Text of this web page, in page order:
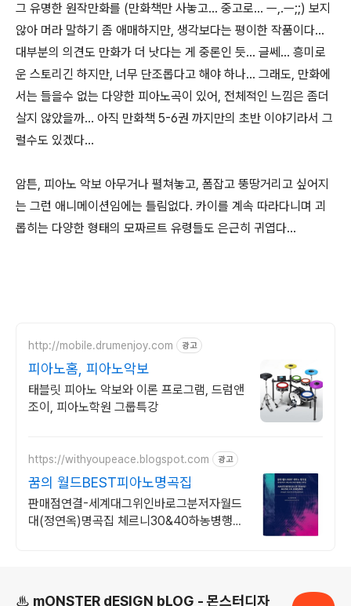
그 유명한 원작만화를 (만화책만 사놓고... 중고로... ㅡ,.ㅡ;;) 보지
않아 머라 말하기 좀 애매하지만, 생각보다는 평이한 작품이다...
대부분의 의견도 만화가 더 낫다는 게 중론인 듯... 글쎄... 흥미로
운 스토리긴 하지만, 너무 단조롭다고 해야 하나... 그래도, 만화에
서는 들을수 없는 다양한 피아노곡이 있어, 전체적인 느낌은 좀더
살지 않았을까... 아직 만화책 5-6권 까지만의 초반 이야기라서 그
럴수도 있겠다...
암튼, 피아노 악보 아무거나 펼쳐놓고, 폼잡고 뚱땅거리고 싶어지
는 그런 애니메이션임에는 틀림없다. 카이를 계속 따라다니며 괴
롭히는 다양한 형태의 모짜르트 유령들도 은근히 귀엽다...
http://mobile.drumenjoy.com 광고
피아노홈, 피아노악보
태블릿 피아노 악보와 이론 프로그램, 드럼앤
조이, 피아노학원 그룹특강
https://withyoupeace.blogspot.com 광고
꿈의 월드BEST피아노명곡집
판매점연결-세계대그위인바로그분저자월드
대(정연옥)명곡집 체르니30&40하농병행악
♨ mONSTER dESIGN bLOG - 몬스터디자